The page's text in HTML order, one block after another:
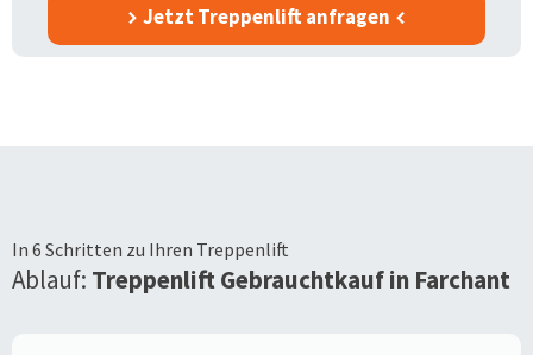
Jetzt Treppenlift anfragen
In 6 Schritten zu Ihren Treppenlift
Ablauf: Treppenlift Gebrauchtkauf in Farchant